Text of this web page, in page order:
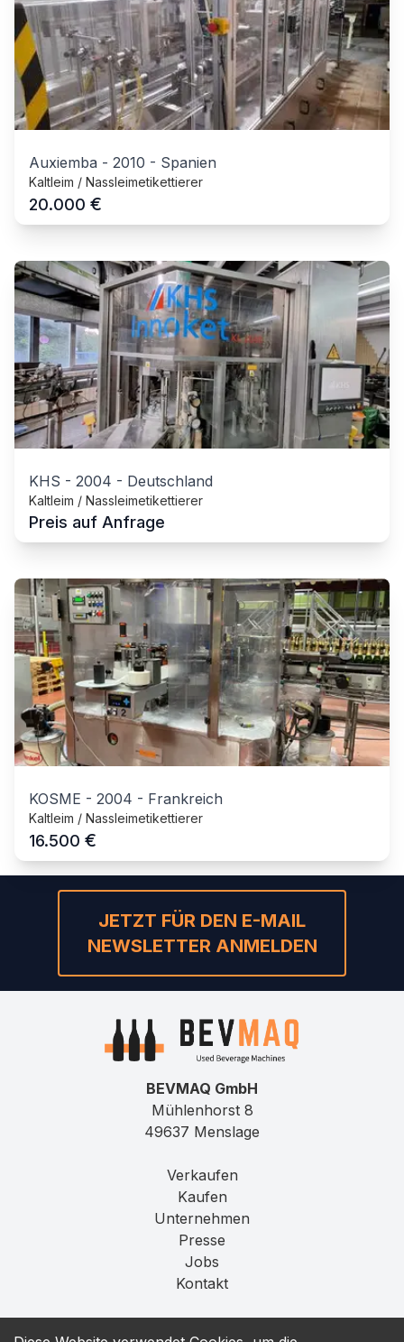
Auxiemba - 2010 - Spanien
Kaltleim / Nassleimetikettierer
20.000 €
KHS - 2004 - Deutschland
Kaltleim / Nassleimetikettierer
Preis auf Anfrage
KOSME - 2004 - Frankreich
Kaltleim / Nassleimetikettierer
16.500 €
JETZT FÜR DEN E-MAIL
NEWSLETTER ANMELDEN
BEVMAQ GmbH
Mühlenhorst 8
49637 Menslage
Verkaufen
Kaufen
Unternehmen
Presse
Jobs
Kontakt